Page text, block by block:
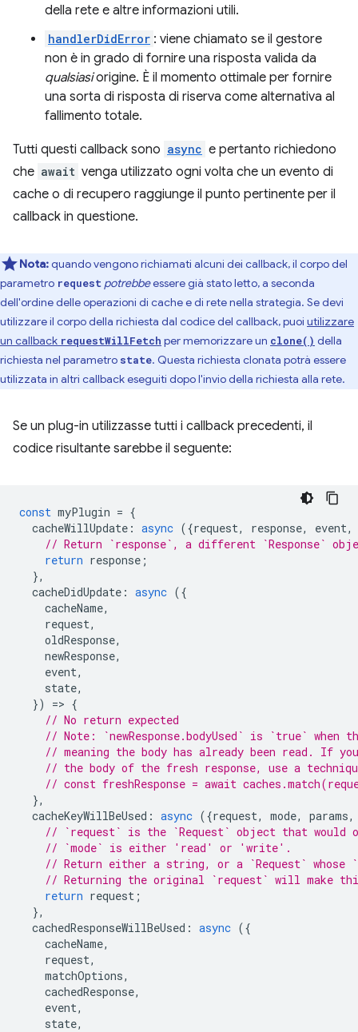
della rete e altre informazioni utili.
handlerDidError : viene chiamato se il gestore
non è in grado di fornire una risposta valida da
qualsiasiorigine. È il momento ottimale per fornire
una sorta di risposta di riserva come alternativa al
fallimento totale.
Tutti questi callback sono async e pertanto richiedono
che await venga utilizzato ogni volta che un evento di
cache o di recupero raggiunge il punto pertinente per il
callback in questione.
Nota:quando vengono richiamati alcuni dei callback, il corpo del
parametro request potrebbeessere già stato letto, a seconda
dell'ordine delle operazioni di cache e di rete nella strategia. Se devi
utilizzare il corpo della richiesta dal codice del callback, puoi utilizzare
un callback requestWillFetch per memorizzare un clone() della
richiesta nel parametro state. Questa richiesta clonata potrà essere
utilizzata in altri callback eseguiti dopo l'invio della richiesta alla rete.
Se un plug-in utilizzasse tutti i callback precedenti, il
codice risultante sarebbe il seguente:
const myPlugin = {
cacheWillUpdate : async ({request, response, event,
// Return `response`, a different `Response`
return response ;
},
cacheDidUpdate : async ({
cacheName,
request,
oldResponse,
newResponse,
event,
state,
})
=> {
// No return expected
// Note: `newResponse.bodyUsed` is `true`
// meaning the body has already been read. If
// the body of the fresh response, use a
// const freshResponse = await
},
cacheKeyWillBeUsed : async ({request, mode, params,
// `request` is the `Request` object that would
// `mode` is either 'read' or 'write'.
// Return either a string, or a `Request` whose
// Returning the original `request` will make
return request ;
},
cachedResponseWillBeUsed : async ({
cacheName,
request,
matchOptions,
cachedResponse,
event,
state,